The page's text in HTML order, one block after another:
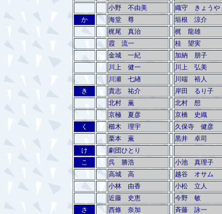
小野 不由美
織守 きょうや
か
海堂 尊
垣根 涼介
梶尾 真治
梶 龍雄
霞 流一
桂 望実
金城 一紀
加納 朋子
川上 健一
川上 弘美
川瀬 七緖
川端 裕人
き
貴志 祐介
岸田 るり子
北村 薫
北村 想
京極 夏彦
京橋 史織
く
櫛木 理宇
久保寺 健彦
栗本 薫
黒井 卓司
け
劇団ひとり
こ
呉 勝浩
小池 真理子
高城 高
越谷 オサム
小林 由香
小松 立人
近藤 史恵
今野 敏
さ
西條 奈加
斉藤 詠一